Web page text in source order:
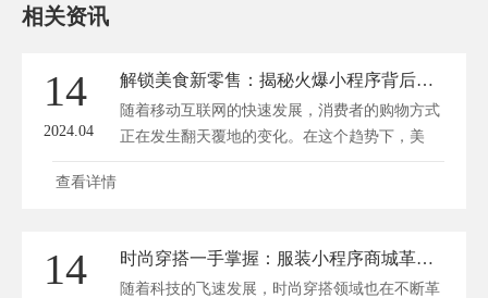
相关资讯
14
2024.04
解锁美食新零售：揭秘火爆小程序背后的商城秘籍
随着移动互联网的快速发展，消费者的购物方式
正在发生翻天覆地的变化。在这个趋势下，美
食...
查看详情
14 时尚穿搭一手掌握：服装小程序商城革新购物体验
随着科技的飞速发展，时尚穿搭领域也在不断革